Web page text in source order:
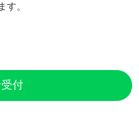
す。
付